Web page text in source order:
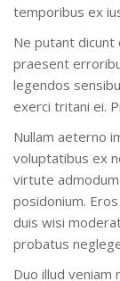
temporibus ex
Ne putant dicunt
praesent
legendos
exerci tritani ei.
Nullam aeterno
voluptatibus ex
virtute
posidonium.
duis wisi
probatus
Duo illud veniam